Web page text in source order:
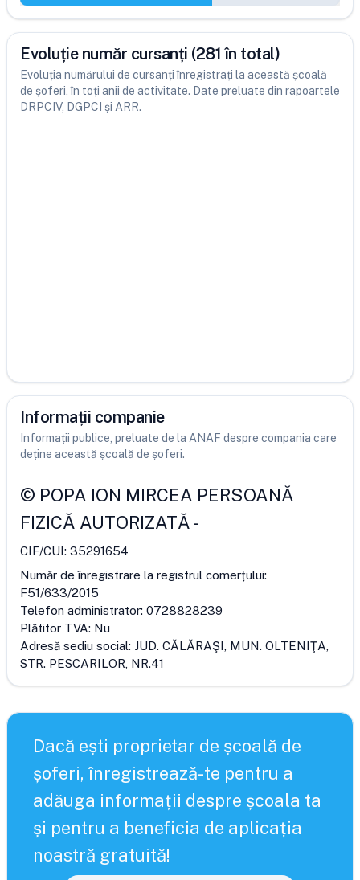
Evoluție număr cursanți (281 în total)
Evoluția numărului de cursanți înregistrați la această școală
de șoferi, în toți anii de activitate. Date preluate din rapoartele
DRPCIV, DGPCI și ARR.
Informații companie
Informații publice, preluate de la ANAF despre compania care
deține această școală de șoferi.
© POPA ION MIRCEA PERSOANĂ
FIZICĂ AUTORIZATĂ-
CIF/CUI: 35291654
Număr de înregistrare la registrul comerțului:
F51/633/2015
Telefon administrator: 0728828239
Plătitor TVA: Nu
Adresă sediu social: JUD. CĂLĂRAŞI, MUN. OLTENIŢA,
STR. PESCARILOR, NR.41
Dacă ești proprietar de școală de
șoferi, înregistrează-te pentru a
adăuga informații despre școala ta
și pentru a beneficia de aplicația
noastră gratuită!